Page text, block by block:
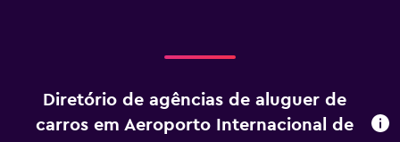
Diretório de agências de aluguer de
carros em Aeroporto Internacional de